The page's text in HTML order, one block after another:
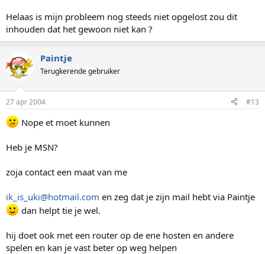
Helaas is mijn probleem nog steeds niet opgelost zou dit
inhouden dat het gewoon niet kan ?
Paintje
Terugkerende gebruiker
27 apr 2004 #13
Nope et moet kunnen
Heb je MSN?
zoja contact een maat van me
ik_is_uki@hotmail.com en zeg dat je zijn mail hebt via Paintje
dan helpt tie je wel.
hij doet ook met een router op de ene hosten en andere
spelen en kan je vast beter op weg helpen